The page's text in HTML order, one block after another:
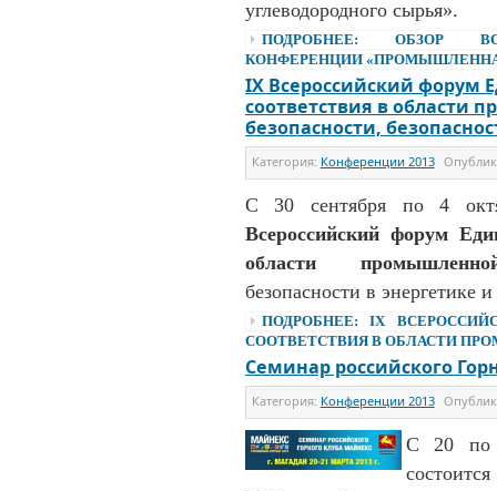
углеводородного сырья».
ПОДРОБНЕЕ: ОБЗОР
КОНФЕРЕНЦИИ
IX Всероссийский форум
соответствия в области
безопасности,
Категория: Конференции 2013
С 30 сентября по 4
Всероссийский форум
области
безопасности в энергетике
ПОДРОБНЕЕ: IX
СООТВЕТСТВИЯ В ОБЛАСТИ
Семинар российского
Категория: Конференции 2013
С 20 по